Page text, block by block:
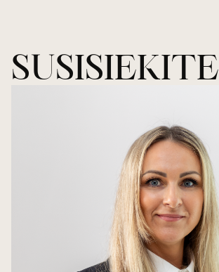
SUSISIEKITE